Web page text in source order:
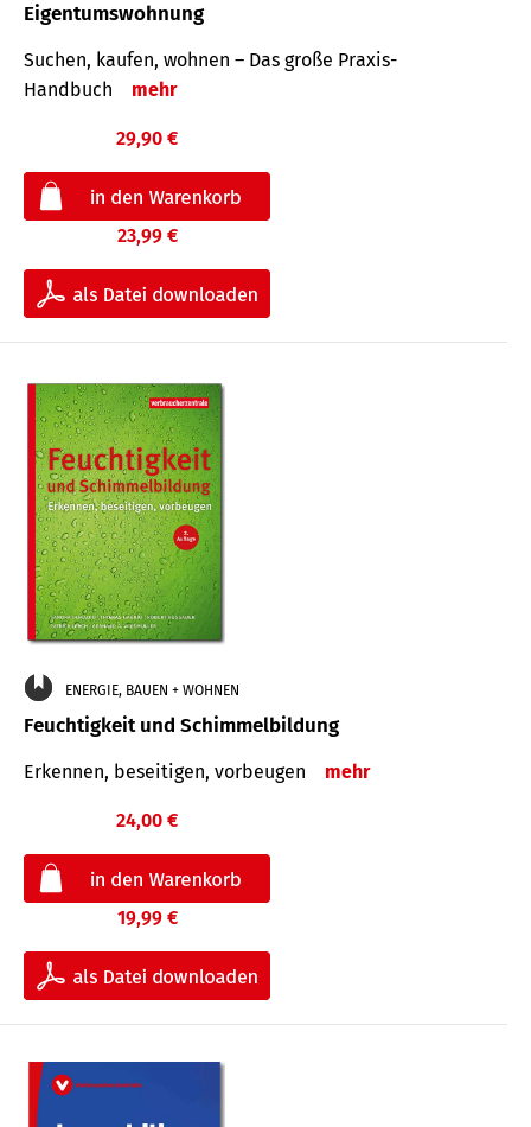
Eigentumswohnung
Suchen, kaufen, wohnen – Das große Praxis-
Handbuch
mehr
29,90 €
23,99 €
ENERGIE, BAUEN + WOHNEN
Feuchtigkeit und Schimmelbildung
Erkennen, beseitigen, vorbeugen mehr
24,00 €
19,99 €